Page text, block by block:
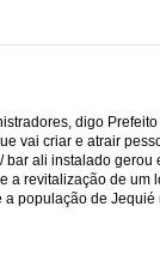
digo
vai criar e atrair
bar ali instalado gerou
a revitalização de um
população de